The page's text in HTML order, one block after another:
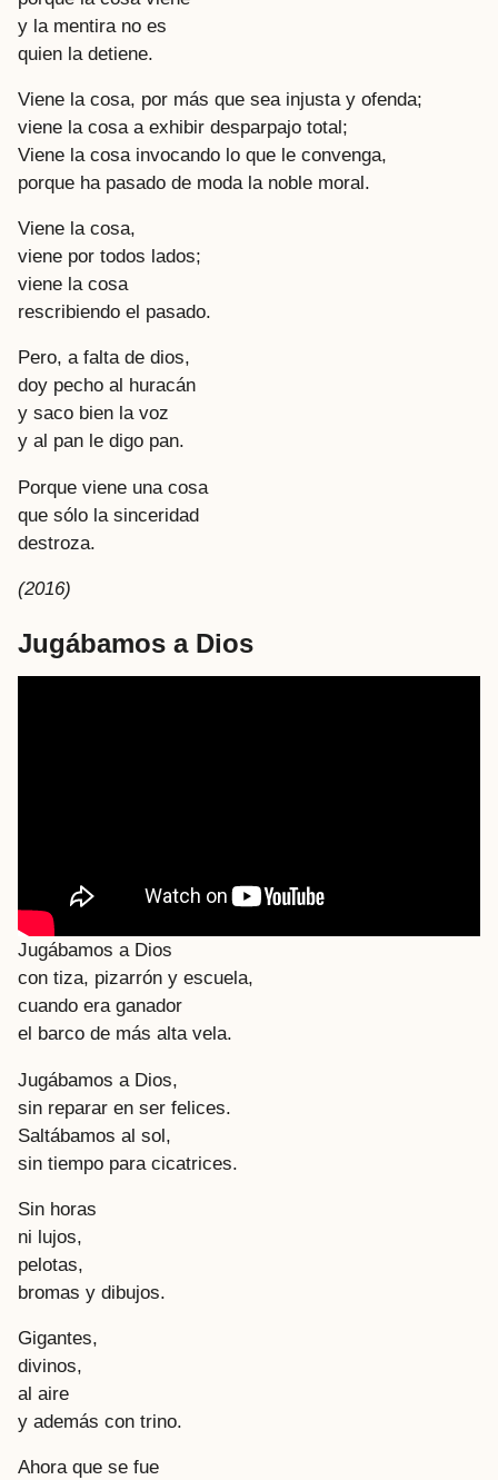
y la mentira no es
quien la detiene.
Viene la cosa, por más que sea injusta y ofenda;
viene la cosa a exhibir desparpajo total;
Viene la cosa invocando lo que le convenga,
porque ha pasado de moda la noble moral.
Viene la cosa,
viene por todos lados;
viene la cosa
rescribiendo el pasado.
Pero, a falta de dios,
doy pecho al huracán
y saco bien la voz
y al pan le digo pan.
Porque viene una cosa
que sólo la sinceridad
destroza.
(2016)
Jugábamos a Dios
Jugábamos a Dios
con tiza, pizarrón y escuela,
cuando era ganador
el barco de más alta vela.
Jugábamos a Dios,
sin reparar en ser felices.
Saltábamos al sol,
sin tiempo para cicatrices.
Sin horas
ni lujos,
pelotas,
bromas y dibujos.
Gigantes,
divinos,
al aire
y además con trino.
Ahora que se fue